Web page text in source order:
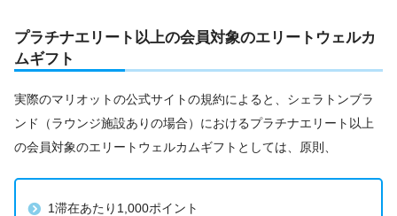
プラチナエリート以上の会員対象のエリートウェルカ
ムギフト
実際のマリオットの公式サイトの規約によると、シェラトンブラ
ンド（ラウンジ施設ありの場合）におけるプラチナエリート以上
の会員対象のエリートウェルカムギフトとしては、原則、
1滞在あたり1,000ポイント